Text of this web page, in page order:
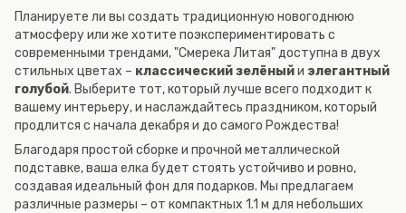
Планируете ли вы создать традиционную новогоднюю
атмосферу или же хотите поэкспериментировать с
современными трендами, "Смерека Литая" доступна в двух
стильных цветах – классический зелёныйи элегантный
голубой. Выберите тот, который лучше всего подходит к
вашему интерьеру, и наслаждайтесь праздником, который
продлится с начала декабря и до самого Рождества!
Благодаря простой сборке и прочной металлической
подставке, ваша елка будет стоять устойчиво и ровно,
создавая идеальный фон для подарков. Мы предлагаем
различные размеры – от компактных 1.1 м для небольших